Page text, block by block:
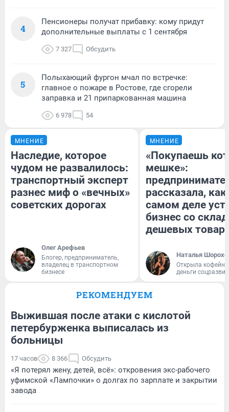
4
Пенсионеры получат прибавку: кому придут
дополнительные выплаты с 1 сентября
7 327 Обсудить
5
Полыхающий фургон мчал по встречке:
главное о пожаре в Ростове, где сгорели
заправка и 21 припаркованная машина
6 978 54
МНЕНИЕ
Наследие, которое
чудом не развалилось:
транспортный эксперт
разнес миф о «вечных»
советских дорогах
Олег Арефьев
Блогер, предприниматель,
владелец в транспортном
бизнесе
МНЕНИЕ
«Покупаешь
мешке»:
рассказала, как
самом деле
бизнес со
дешевых
Наталья
Открыла
деньги
РЕКОМЕНДУЕМ
Выжившая после атаки с кислотой
петербурженка выписалась из
больницы
17 часов 8 366 Обсудить
«Я потерял жену, детей, всё»: откровения экс-рабочего
уфимской «Лампочки» о долгах по зарплате и закрытии
завода